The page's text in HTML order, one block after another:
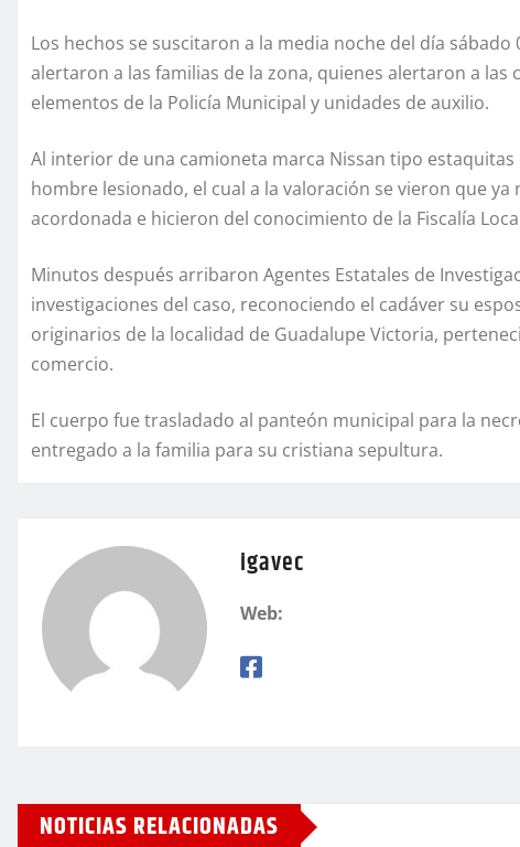
Los hechos se suscitaron a la media noche del día
alertaron a las familias de la zona, quienes alertaron a
elementos de la Policía Municipal y unidades de auxilio.
Al interior de una camioneta marca Nissan tipo
hombre lesionado, el cual a la valoración se vieron que
acordonada e hicieron del conocimiento de la Fiscalía
Minutos después arribaron Agentes Estatales de
investigaciones del caso, reconociendo el cadáver su
originarios de la localidad de Guadalupe Victoria,
comercio.
El cuerpo fue trasladado al panteón municipal para la
entregado a la familia para su cristiana sepultura.
igavec
Web:
NOTICIAS RELACIONADAS